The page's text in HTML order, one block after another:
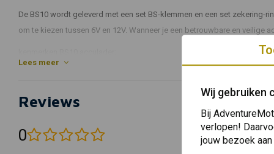
De BS10 wordt geleverd met een set BS-klemmen en een set zekering-
om te kiezen tussen 6V en 12V. Wanneer je een betrouwbare en
Automatische identificatie van loodzuur- of lithiumtechnologie.
Een aanpasbaar laadalgoritme voor loodzuur en lithium (LiFePO4).
Veilig: een vonkvrije verbinding, bescherming tegen
oververhitting.
Lees meer
Reviews
0 (0 beoordelingen)
Wij gebruiken
Bij
verlopen!
jouw bezoek